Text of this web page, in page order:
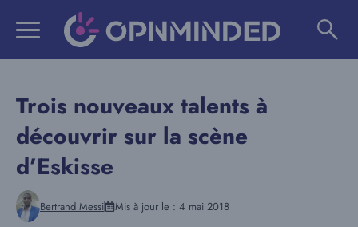
Trois nouveaux talents à
découvrir sur la scène
d’Eskisse
Bertrand Messi Mis à jour le : 4 mai 2018